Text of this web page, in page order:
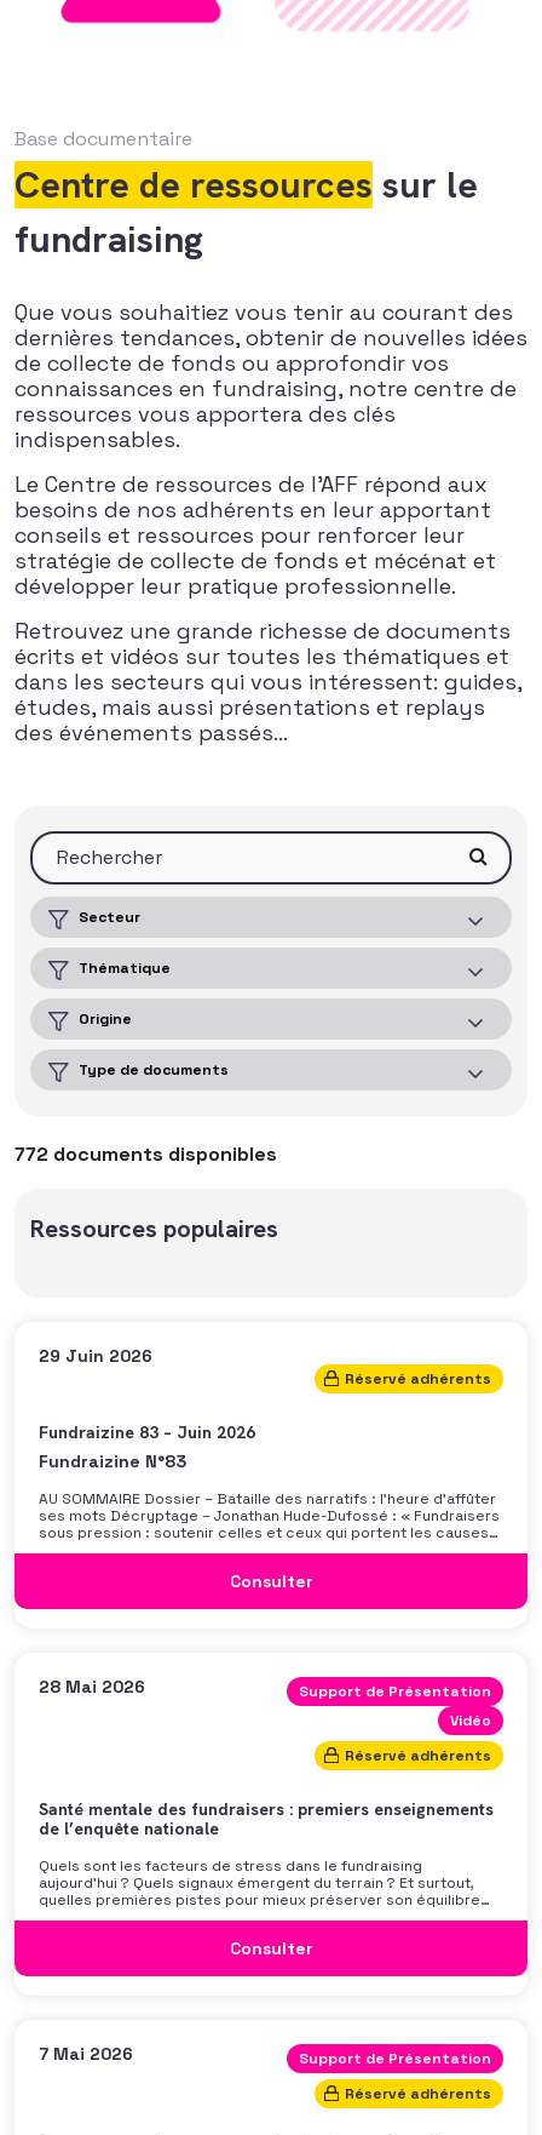
Base documentaire
Centre de ressources sur le
fundraising
Que vous souhaitiez vous tenir au courant des
dernières tendances, obtenir de nouvelles idées
de collecte de fonds ou approfondir vos
connaissances en fundraising, notre centre de
ressources vous apportera des clés
indispensables.
Le Centre de ressources de l’AFF répond aux
besoins de nos adhérents en leur apportant
conseils et ressources pour renforcer leur
stratégie de collecte de fonds et mécénat et
développer leur pratique professionnelle.
Retrouvez une grande richesse de documents
écrits et vidéos sur toutes les thématiques et
dans les secteurs qui vous intéressent: guides,
études, mais aussi présentations et replays
des événements passés…
772 documents disponibles
Ressources populaires
29 Juin 2026
Réservé adhérents
Fundraizine 83 – Juin 2026
Fundraizine N°83
AU SOMMAIRE Dossier – Bataille des narratifs : l’heure d’affûter
ses mots Décryptage – Jonathan Hude-Dufossé : « Fundraisers
sous pression : soutenir celles et ceux qui portent les causes
»Portrait –Véronique Desnoyers et Damien Cousin :
Consulter
28 Mai 2026
Support de Présentation
Vidéo
Réservé adhérents
Santé mentale des fundraisers : premiers enseignements
de l’enquête nationale
Quels sont les facteurs de stress dans le fundraising
aujourd’hui ? Quels signaux émergent du terrain ? Et surtout,
quelles premières pistes pour mieux préserver son équilibre
professionnel ? L’AFF vous propose un webinaire pour découvrir
discussion autour des mécanismes
Consulter
7 Mai 2026
Support de Présentation
Réservé adhérents